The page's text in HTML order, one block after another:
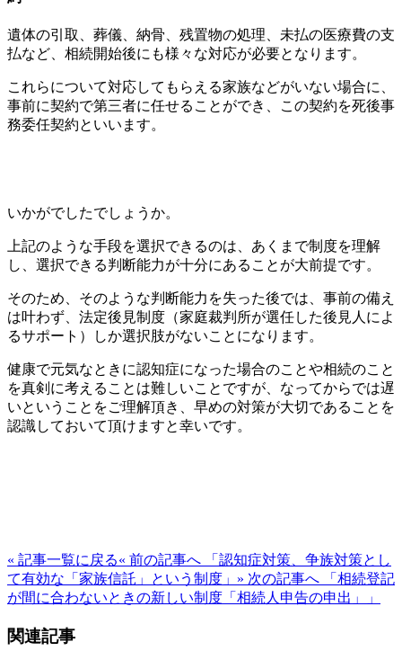
遺体の引取、葬儀、納骨、残置物の処理、未払の医療費の支
払など、相続開始後にも様々な対応が必要となります。
これらについて対応してもらえる家族などがいない場合に、
事前に契約で第三者に任せることができ、この契約を死後事
務委任契約といいます。
いかがでしたでしょうか。
上記のような手段を選択できるのは、あくまで制度を理解
し、選択できる判断能力が十分にあることが大前提です。
そのため、そのような判断能力を失った後では、事前の備え
は叶わず、法定後見制度（家庭裁判所が選任した後見人によ
るサポート）しか選択肢がないことになります。
健康で元気なときに認知症になった場合のことや相続のこと
を真剣に考えることは難しいことですが、なってからでは遅
いということをご理解頂き、早めの対策が大切であることを
認識しておいて頂けますと幸いです。
« 記事一覧に戻る« 前の記事へ 「認知症対策、争族対策とし
て有効な「家族信託」という制度」 » 次の記事へ 「相続登記
が間に合わないときの新しい制度「相続人申告の申出」」
関連記事